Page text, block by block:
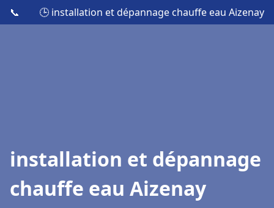
📞 🕒 installation et dépannage chauffe eau Aizenay
installation et dépannage
chauffe eau Aizenay